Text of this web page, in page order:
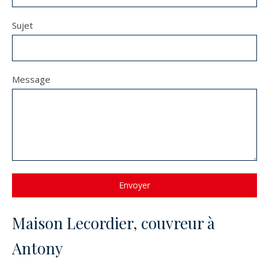
Sujet
Message
Envoyer
Maison Lecordier, couvreur à
Antony